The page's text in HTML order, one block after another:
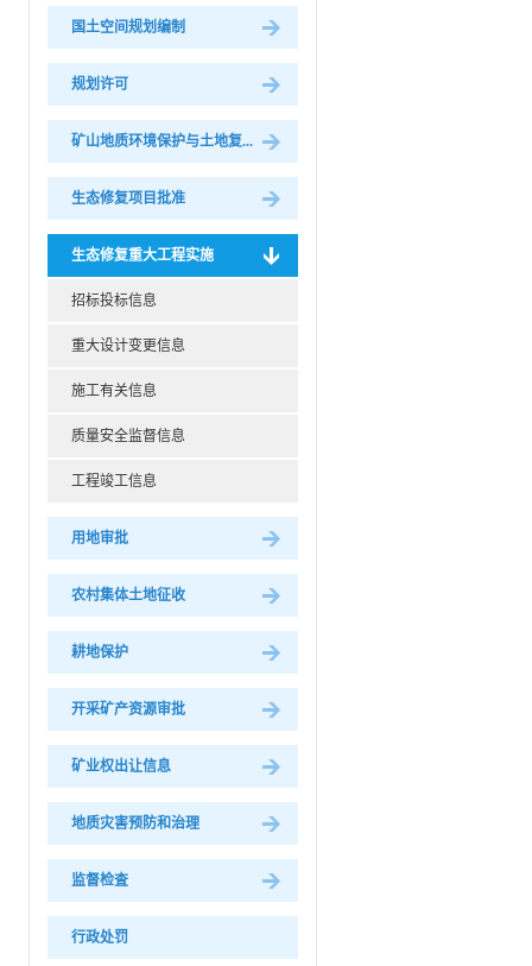
国土空间规划编制
规划许可
矿山地质环境保护与土地复...
生态修复项目批准
生态修复重大工程实施
招标投标信息
重大设计变更信息
施工有关信息
质量安全监督信息
工程竣工信息
用地审批
农村集体土地征收
耕地保护
开采矿产资源审批
矿业权出让信息
地质灾害预防和治理
监督检査
行政处罚